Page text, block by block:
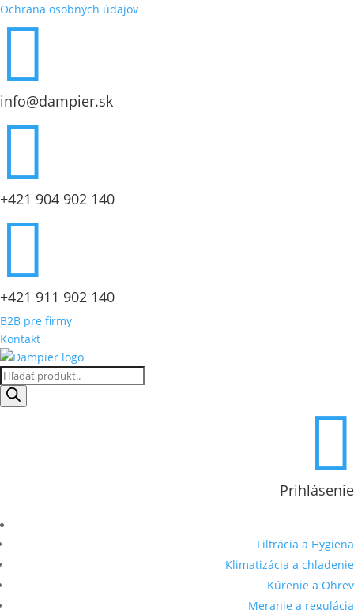
Ochrana osobných údajov

info@dampier.sk

+421 904 902 140

+421 911 902 140
B2B pre firmy
Kontakt
Products
search

Prihlásenie
Filtrácia a Hygiena
Klimatizácia a chladenie
Kúrenie a Ohrev
Meranie a regulácia